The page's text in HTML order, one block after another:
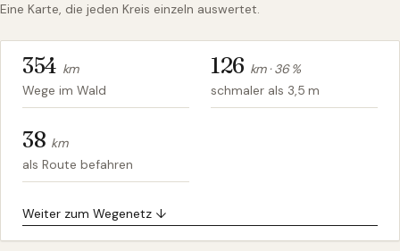
Eine Karte, die jeden Kreis einzeln auswertet.
354 km
Wege im Wald
126 km ·36%
schmaler als 3,5 m
38 km
als Route befahren
Weiter zum Wegenetz ↓